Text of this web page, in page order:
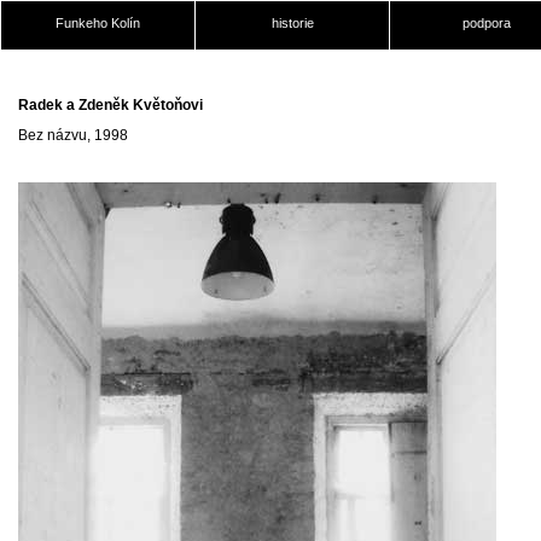
Funkeho Kolín historie podpora
Radek a Zdeněk Květoňovi
Bez názvu, 1998